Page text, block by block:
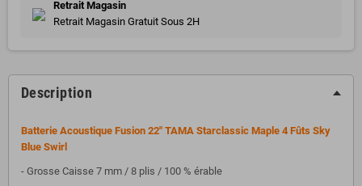
Retrait Magasin
Retrait Magasin Gratuit Sous 2H
Description
Batterie Acoustique Fusion 22" TAMA Starclassic Maple 4 Fûts Sky
Blue Swirl
- Grosse Caisse 7 mm / 8 plis / 100 % érable